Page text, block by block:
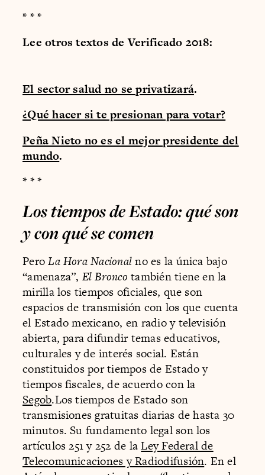
* * *
Lee otros textos de Verificado 2018:
El sector salud no se privatizará.
¿Qué hacer si te presionan para votar?
Peña Nieto no es el mejor presidente del
mundo.
* * *
Los tiempos de Estado: qué son
y con qué se comen
PeroLa Hora Nacionalno es la única bajo
“amenaza”, El Bronco también tiene en la
mirilla los tiempos oficiales, que son
espacios de transmisión con los que cuenta
el Estado mexicano, en radio y televisión
abierta, para difundir temas educativos,
culturales y de interés social. Están
constituidos por tiempos de Estado y
tiempos fiscales, de acuerdo con la
Segob.Los tiempos de Estado son
transmisiones gratuitas diarias de hasta 30
minutos. Su fundamento legal son los
artículos 251 y 252 de laLey Federal de
Telecomunicaciones y Radiodifusión. En el